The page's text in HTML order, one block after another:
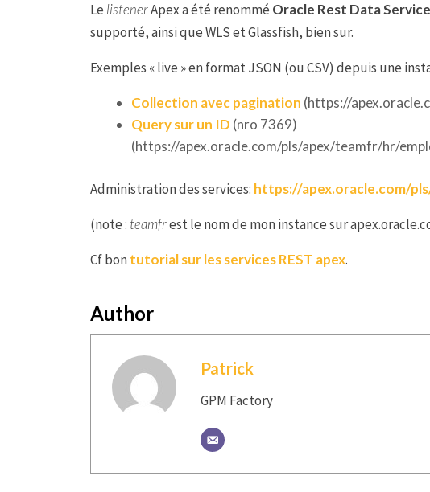
Le listenerApex a été renommé Oracle Rest Data
supporté, ainsi que WLS et Glassfish, bien sur.
Exemples « live » en format JSON (ou CSV) depuis une
Collection avec pagination (https://
Query sur un ID (nro 7369)
(https://apex.oracle.com/pls/apex/teamfr/hr/
Administration des services: https://apex.oracle.com/
(note : teamfrest le nom de mon instance sur
Cf bontutorial sur les services REST apex.
Author
Patrick
GPM Factory